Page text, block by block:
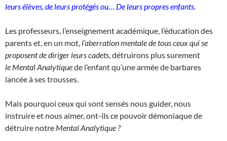
leurs élèves, de leurs protégés ou…
De leurs propres enfants.
Les professeurs, l’enseignement académique, l’éducation des
parents et, en un mot, l’aberration mentale de tous ceux qui se
proposent de diriger leurs cadets , détruirons plus surement
le Mental Analytiquede l’enfant qu’une armée de barbares
lancée à ses trousses.
Mais pourquoi ceux qui sont sensés nous guider, nous
instruire et nous aimer, ont-ils ce pouvoir démoniaque de
détruire notre Mental Analytique ?